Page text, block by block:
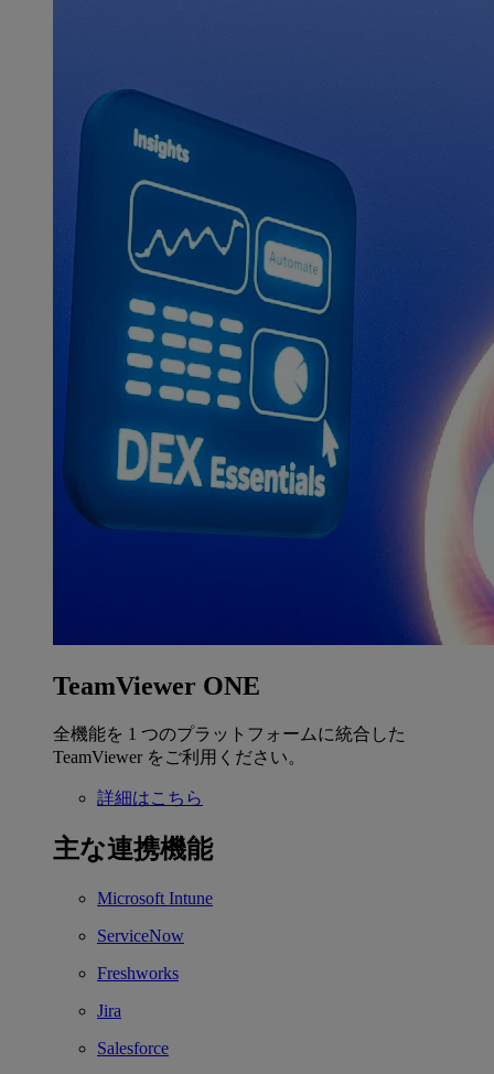
TeamViewer ONE
全機能を 1 つのプラットフォームに統合した
TeamViewer をご利用ください。
詳細はこちら
主な連携機能
Microsoft Intune
ServiceNow
Freshworks
Jira
Salesforce